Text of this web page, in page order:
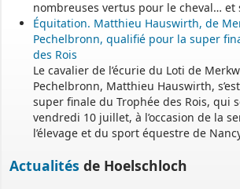
Le secrétariat est fermé le
Une permanence est assurée par le
nombreuses vertus pour le cheval… et
Équitation. Matthieu Hauswirth, de
Pechelbronn, qualifié pour la super
des Rois
Le cavalier de l’écurie du Loti de
Pechelbronn, Matthieu Hauswirth,
super finale du Trophée des Rois, qui
vendredi 10 juillet, à l’occasion de la
l’élevage et du sport équestre de
Actualités de Hoelschloch